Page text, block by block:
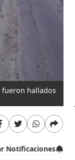
fueron hallados
Notificaciones